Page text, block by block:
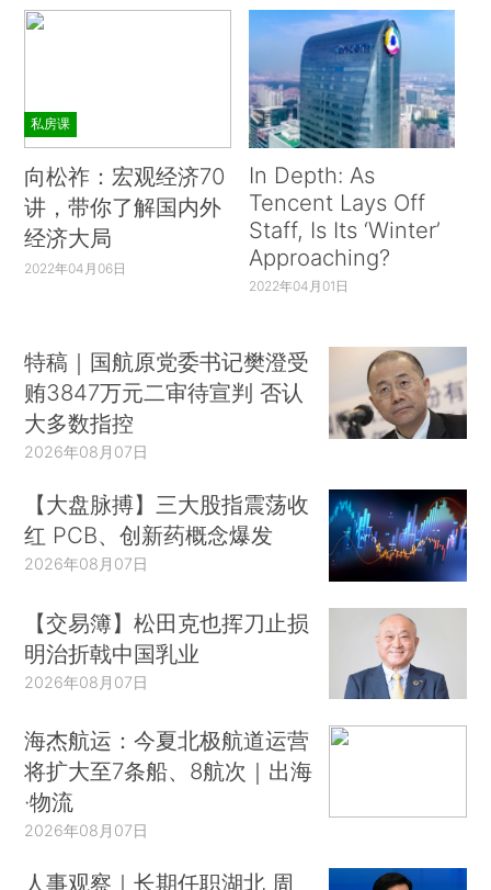
私房课
向松祚：宏观经济70
讲，带你了解国内外
经济大局
2022年04月06日
In Depth: As
Tencent Lays Off
Staff, Is Its ‘Winter’
Approaching?
2022年04月01日
特稿｜国航原党委书记樊澄受
贿3847万元二审待宣判 否认
大多数指控
2026年08月07日
【大盘脉搏】三大股指震荡收
红 PCB、创新药概念爆发
2026年08月07日
【交易簿】松田克也挥刀止损
明治折戟中国乳业
2026年08月07日
海杰航运：今夏北极航道运营
将扩大至7条船、8航次｜出海
·物流
2026年08月07日
人事观察｜长期任职湖北 周